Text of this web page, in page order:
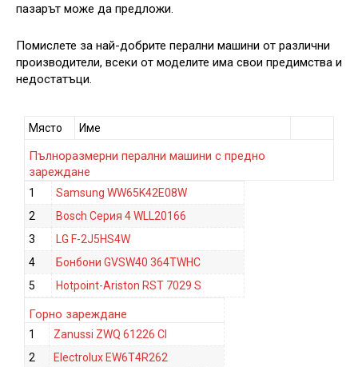
пазарът може да предложи.
Помислете за най-добрите перални машини от различни
производители, всеки от моделите има свои предимства и
недостатъци.
Място Име
Пълноразмерни перални машини с предно
зареждане
1
Samsung WW65K42E08W
2
Bosch Серия 4 WLL20166
3
LG F-2J5HS4W
4
Бонбони GVSW40 364TWHC
5
Hotpoint-Ariston RST 7029 S
Горно зареждане
1
Zanussi ZWQ 61226 CI
2
Electrolux EW6T4R262